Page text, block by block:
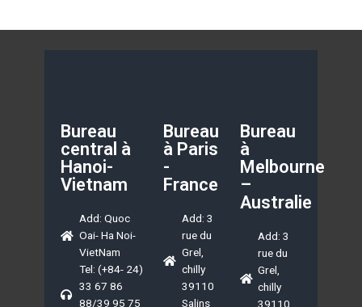
Bureau
central à
Hanoi-
Vietnam
Add: Quoc
Oai- Ha Noi-
VietNam
Tel: (+84- 24)
33 67 86
88/39 95 75
Bureau
à Paris
-
France
Add: 3
rue du
Grel,
chilly
39110
Salins
Bureau
à
Melbourne
–
Australie
Add: 3
rue du
Grel,
chilly
39110